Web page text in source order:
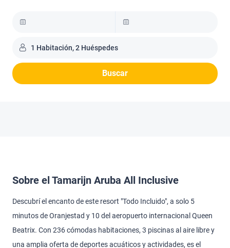
1 Habitación, 2 Huéspedes
Buscar
Sobre el Tamarijn Aruba All Inclusive
Descubrí el encanto de este resort "Todo Incluido", a solo 5
minutos de Oranjestad y 10 del aeropuerto internacional Queen
Beatrix. Con 236 cómodas habitaciones, 3 piscinas al aire libre y
una amplia oferta de deportes acuáticos y actividades, es el